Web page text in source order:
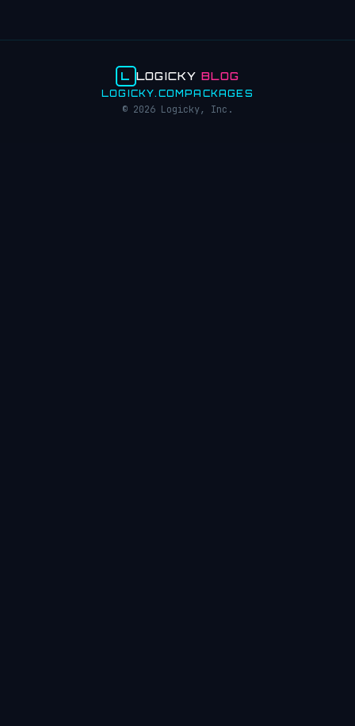
L LOGICKYBLOG
LOGICKY.COMPACKAGES
© 2026 Logicky, Inc.